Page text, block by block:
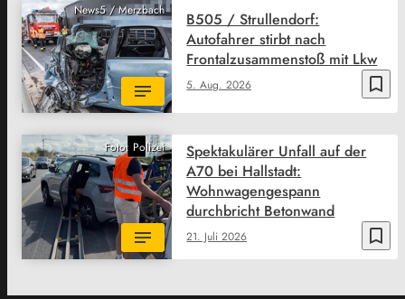
News5 / Merzbach
bookmark_border
5. Aug. 2026
B505 / Strullendorf:
Autofahrer stirbt nach
Frontalzusammenstoß mit Lkw
Foto: Polizei
bookmark_border
21. Juli 2026
Spektakulärer Unfall auf der
A70 bei Hallstadt:
Wohnwagengespann
durchbricht Betonwand